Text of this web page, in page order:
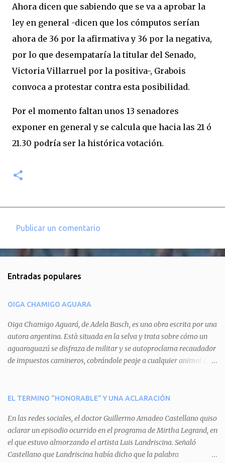
Ahora dicen que sabiendo que se va a aprobar la
ley en general -dicen que los cómputos serían
ahora de 36 por la afirmativa y 36 por la negativa,
por lo que desempataría la titular del Senado,
Victoria Villarruel por la positiva-, Grabois
convoca a protestar contra esta posibilidad.
Por el momento faltan unos 13 senadores
exponer en general y se calcula que hacia las 21 ó
21.30 podría ser la histórica votación.
e
t
a
r
i
o
Publicar un comentario
Entradas populares
OIGA CHAMIGO AGUARA
Oiga Chamigo Aguará, de Adela Basch, es una obra escrita por una
autora argentina. Està situada en la selva y trata sobre cómo un
aguaraguazú se disfraza de militar y se autoproclama recaudador
de impuestos camineros, cobrándole peaje a cualquier animal que
aguará le provoca. De igual manera pasa con Tatú, el armadillo.
del aguará y pasa sin pagar. Por último, Tui, la cotorra, deja
expuesta la mentira del aguará y arenga a los otros tres
personajes a unirse para enfrentarlo. Finalmente, terminan por
quitarle el disfraz de militar, y el aguará huye despavorido al verse
EL TERMINO "HONORABLE" Y UNA ACLARACIÓN
En las redes sociales, el doctor Guillermo Amadeo Castellano quiso
aclarar un episodio ocurrido en el programa de Mirtha Legrand, en
el que estuvo almorzando el artista Luis Landriscina. Señaló
Castellano que Landriscina había dicho que la palabra